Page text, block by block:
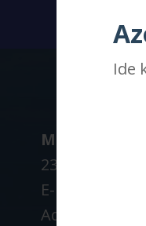
Ide
Multilog
2351
E-mail:
Adószám: